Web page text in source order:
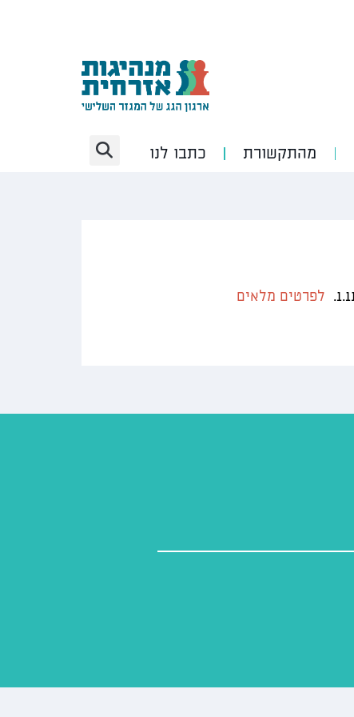
מהתקשורת כתבו לנו
לפרטים מלאים